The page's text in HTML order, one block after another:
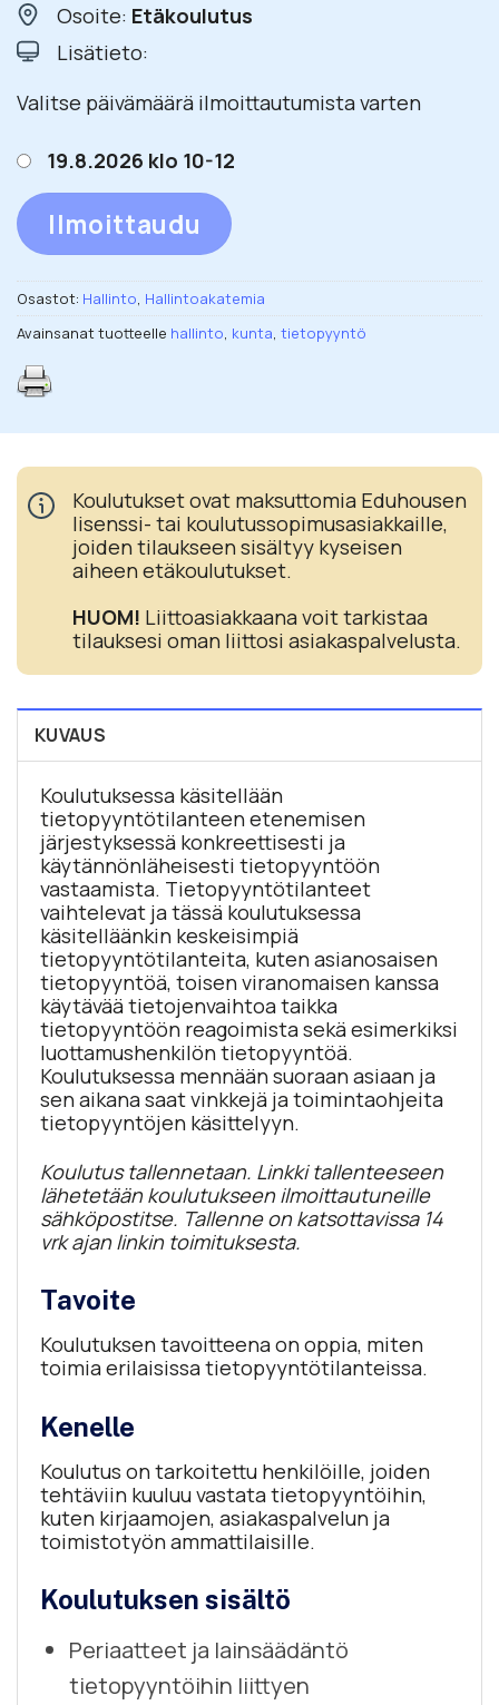
Osoite: Etäkoulutus
Lisätieto:
Valitse päivämäärä ilmoittautumista varten
19.8.2026 klo 10-12
Ilmoittaudu
Osastot: Hallinto, Hallintoakatemia
Avainsanat tuotteelle hallinto, kunta, tietopyyntö
Koulutukset ovat maksuttomia Eduhousen
lisenssi- tai koulutussopimusasiakkaille,
joiden tilaukseen sisältyy kyseisen
aiheen etäkoulutukset.
HUOM! Liittoasiakkaana voit tarkistaa
tilauksesi oman liittosi asiakaspalvelusta.
KUVAUS
Koulutuksessa käsitellään
tietopyyntötilanteen etenemisen
järjestyksessä konkreettisesti ja
käytännönläheisesti tietopyyntöön
vastaamista. Tietopyyntötilanteet
vaihtelevat ja tässä koulutuksessa
käsitelläänkin keskeisimpiä
tietopyyntötilanteita, kuten asianosaisen
tietopyyntöä, toisen viranomaisen kanssa
käytävää tietojenvaihtoa taikka
tietopyyntöön reagoimista sekä esimerkiksi
luottamushenkilön tietopyyntöä.
Koulutuksessa mennään suoraan asiaan ja
sen aikana saat vinkkejä ja toimintaohjeita
tietopyyntöjen käsittelyyn.
Koulutus tallennetaan. Linkki tallenteeseen
lähetetään koulutukseen ilmoittautuneille
sähköpostitse. Tallenne on katsottavissa 14
vrk ajan linkin toimituksesta.
Tavoite
Koulutuksen tavoitteena on oppia, miten
toimia erilaisissa tietopyyntötilanteissa.
Kenelle
Koulutus on tarkoitettu henkilöille, joiden
tehtäviin kuuluu vastata tietopyyntöihin,
kuten kirjaamojen, asiakaspalvelun ja
toimistotyön ammattilaisille.
Koulutuksen sisältö
Periaatteet ja lainsäädäntö
tietopyyntöihin liittyen